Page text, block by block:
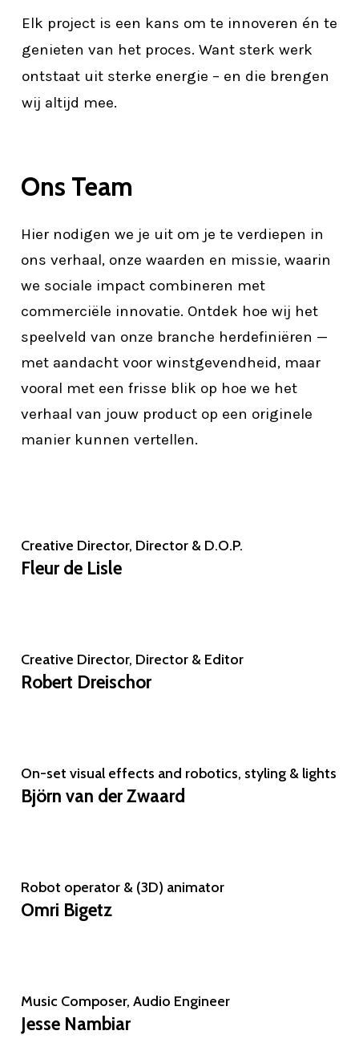
Elk project is een kans om te innoveren én te
genieten van het proces. Want sterk werk
ontstaat uit sterke energie – en die brengen
wij altijd mee.
Ons Team
Hier nodigen we je uit om je te verdiepen in
ons verhaal, onze waarden en missie, waarin
we sociale impact combineren met
commerciële innovatie. Ontdek hoe wij het
speelveld van onze branche herdefiniëren —
met aandacht voor winstgevendheid, maar
vooral met een frisse blik op hoe we het
verhaal van jouw product op een originele
manier kunnen vertellen.
Creative Director, Director & D.O.P.
Fleur de Lisle
Creative Director, Director & Editor
Robert Dreischor
On-set visual effects and robotics, styling & lights
Björn van der Zwaard
Robot operator & (3D) animator
Omri Bigetz
Music Composer, Audio Engineer
Jesse Nambiar